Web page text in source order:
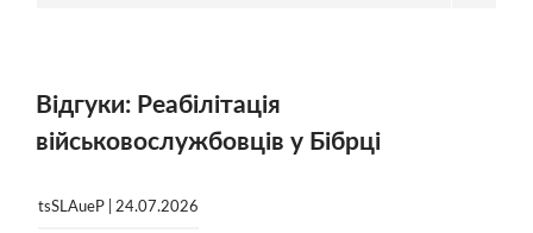
Відгуки: Реабілітація
військовослужбовців у Бібрці
tsSLAueP | 24.07.2026